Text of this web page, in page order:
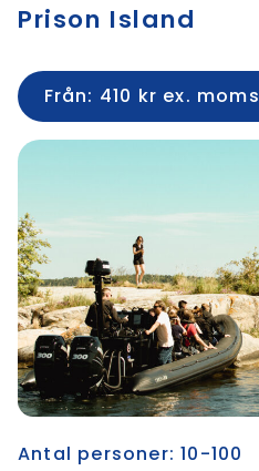
Prison Island
Från: 410 kr ex. moms
Antal personer: 10-100